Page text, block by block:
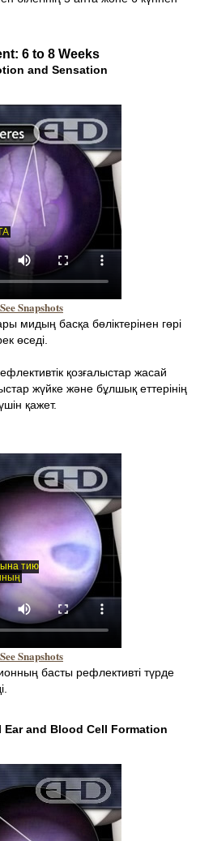
6 to 8 Weeks
and Sensation
See Snapshots
мидың басқа бөліктерінен гөрі
өседі.
қозғалыстар жасай
жүйке және бұлшық еттерінің
қажет.
See Snapshots
басты рефлективті түрде
and Blood Cell Formation